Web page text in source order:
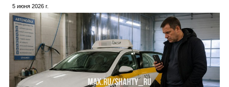
Каталог
5 июня 2026 г.